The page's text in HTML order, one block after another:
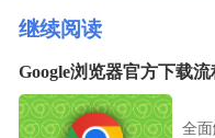
继续阅读
Google浏览器官方下载
全